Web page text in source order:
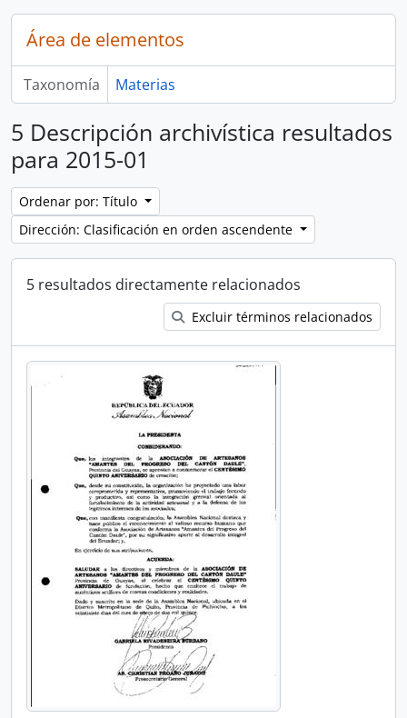
Área de elementos
Taxonomía Materias
5 Descripción archivística resultados
para 2015-01
Ordenar por: Título
Dirección: Clasificación en orden ascendente
5 resultados directamente relacionados
Excluir términos relacionados